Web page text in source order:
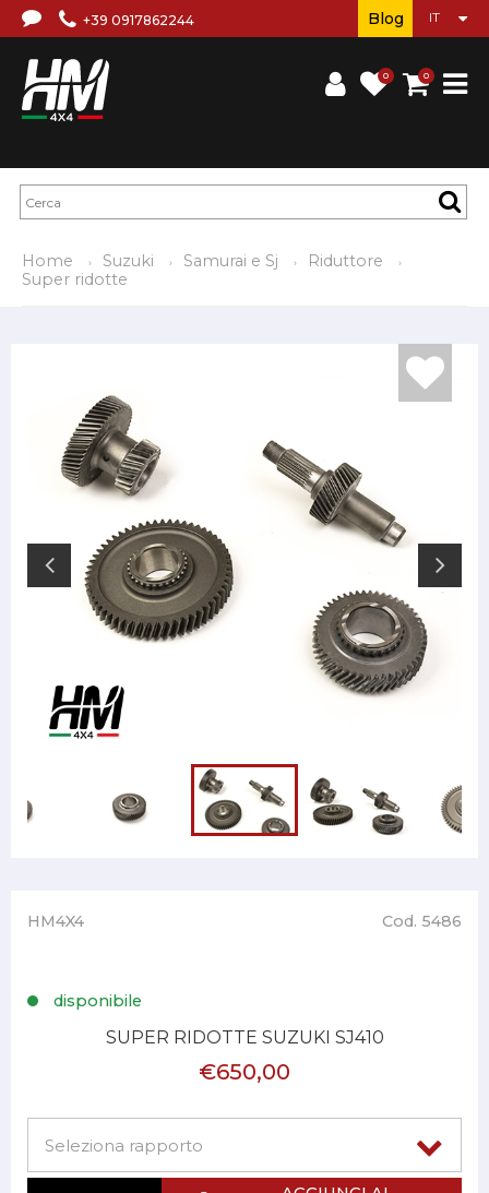
+39 0917862244
0 0
Blog
Home Suzuki Samurai e Sj
Riduttore
Super ridotte
HM4X4 Cod. 5486
disponibile
SUPER RIDOTTE SUZUKI SJ410
€650,00